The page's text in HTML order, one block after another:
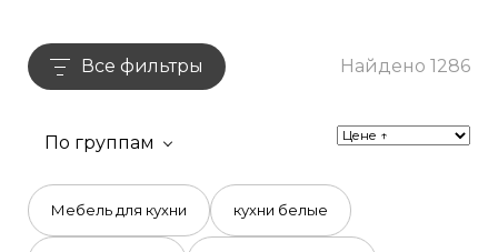
Все фильтры Найдено 1286
По группам
Мебель для кухни кухни белые